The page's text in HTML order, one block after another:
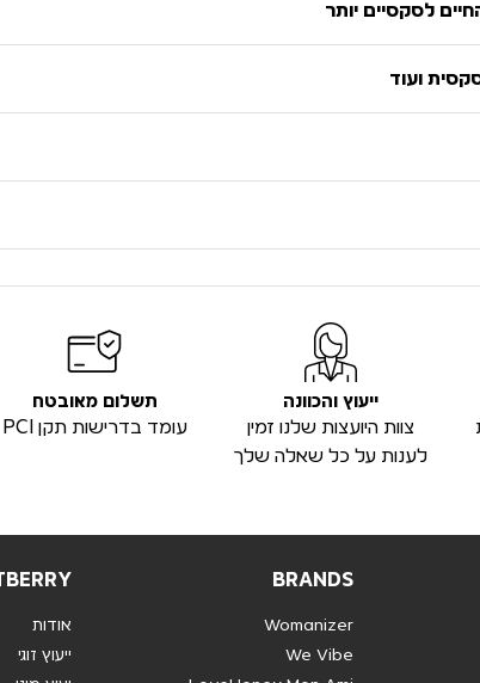
לסקסיים יותר
ועוד
ייעוץ והכוונה
צוות היועצות שלנו זמין
לענות על כל שאלה שלך
תשלום מאובטח
עומד בדרישות תקן PCI
BRANDS
Womanizer
We Vibe
אודות
ייעוץ זוגי